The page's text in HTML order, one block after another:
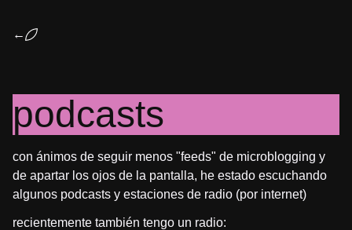
←
podcasts
con ánimos de seguir menos "feeds" de microblogging y
de apartar los ojos de la pantalla, he estado escuchando
algunos podcasts y estaciones de radio (por internet)
recientemente también tengo un radio: